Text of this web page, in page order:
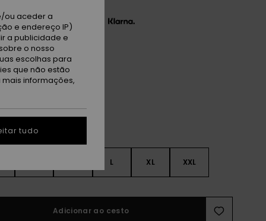
x 13,33 € sem juros com a
L XL XXL
Adicionar ao cesto
ou aceder a
e endereço IP)
a publicidade e
o nosso
escolhas para
que não estão
informações,
tudo